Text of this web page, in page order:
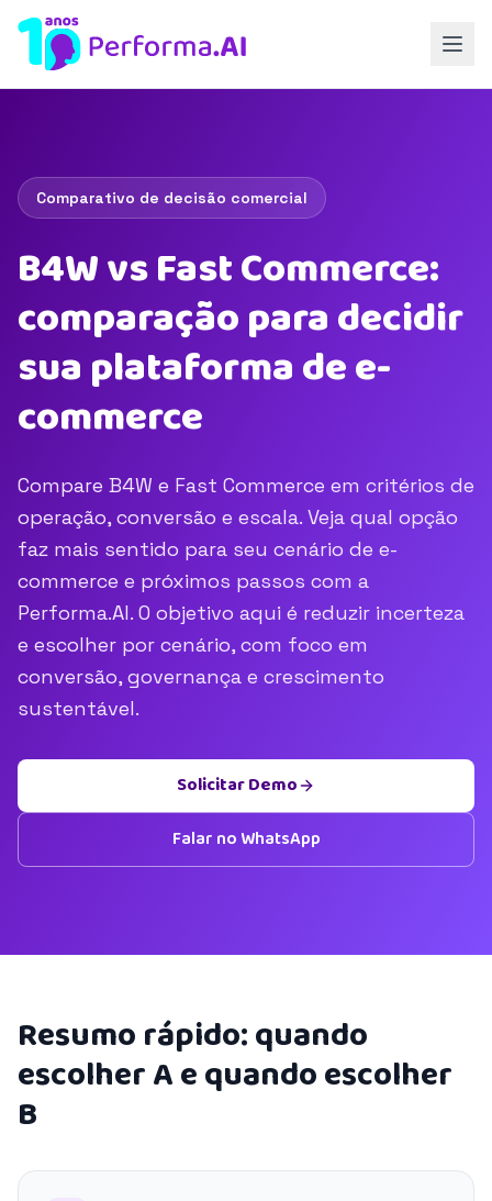
Comparativo de decisão comercial
B4W vs Fast Commerce:
comparação para decidir
sua plataforma de e-
commerce
Compare B4W e Fast Commerce em critérios de
operação, conversão e escala. Veja qual opção
faz mais sentido para seu cenário de e-
commerce e próximos passos com a
Performa.AI. O objetivo aqui é reduzir incerteza
e escolher por cenário, com foco em
conversão, governança e crescimento
sustentável.
Solicitar Demo
Falar no WhatsApp
Resumo rápido: quando
escolher A e quando escolher
B